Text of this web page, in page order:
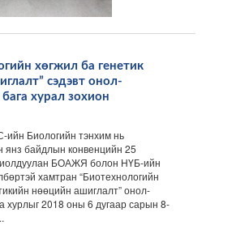
хөгжил ба генетик
сэдэвт онол-
хурал зохион
Биологийн тэнхим нь
янз байдлын конвенцийн 25
БОАЖЯ болон НҮБ-ийн
хамтран “Биотехнологийн
нөөцийн ашиглалт” онол-
хурлыг 2018 оны 6 дугаар сарын 8-